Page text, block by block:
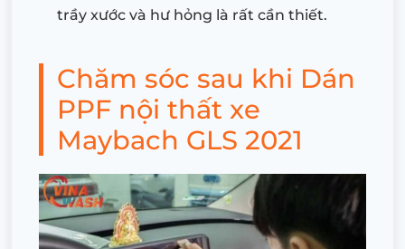
trầy xước và hư hỏng là rất cần thiết.
Chăm sóc sau khi Dán
PPF nội thất xe
Maybach GLS 2021